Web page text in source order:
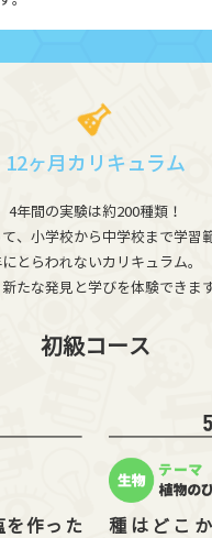
12ヶ月カリキュラム
4年間の実験は約200種類！
、小学校から中学校まで学習
とらわれないカリキュラム。
たな発見と学びを体験できます
初級コース
を作った
種はどこ